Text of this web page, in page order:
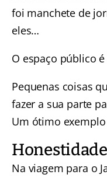
foi manchete de
eles…
O espaço público
Pequenas coisas
fazer a sua parte
Um ótimo
Honestidade
Na viagem para o